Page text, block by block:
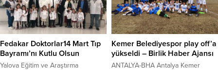
Fedakar Doktorlar14 Mart Tıp
Bayramı’nı Kutlu Olsun
Yalova Eğitim ve Araştırma
Kemer Belediyespor play off’a
yükseldi – Birlik Haber Ajansı
ANTALYA-BHA Antalya Kemer